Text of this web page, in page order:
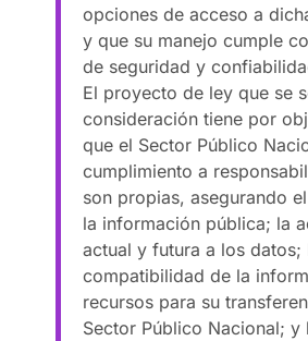
opciones de acceso a
y que su manejo cumple
de seguridad y
El proyecto de ley que se
consideración tiene por
que el Sector Público
cumplimiento a
son propias, asegurando
la información pública; la
actual y futura a los datos;
compatibilidad de la
recursos para su
Sector Público Nacional; y